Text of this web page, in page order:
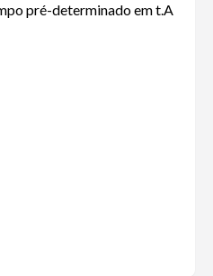
pré-determinado em t.A